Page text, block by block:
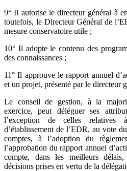
9° Il autorise le directeur général à
toutefois, le Directeur Général de
mesure conservatoire utile ;
10° Il adopte le contenu des
des connaissances ;
11° Il approuve le rapport annuel
et un projet, présenté par le directeur
Le conseil de gestion, à la
exercice, peut déléguer ses
l’exception de celles relatives
d’établissement de l’EDR, au vote
comptes, à l’adoption du
l’approbation du rapport annuel
compte, dans les meilleurs
décisions prises en vertu de la